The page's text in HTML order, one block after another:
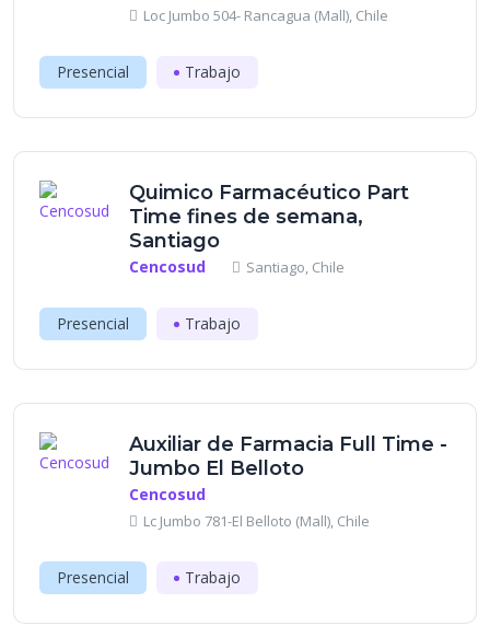
Loc Jumbo 504- Rancagua (Mall), Chile
Presencial Trabajo
Quimico Farmacéutico Part
Time fines de semana,
Santiago
Cencosud Santiago, Chile
Presencial Trabajo
Auxiliar de Farmacia Full Time -
Jumbo El Belloto
Cencosud
Lc Jumbo 781-El Belloto (Mall), Chile
Presencial Trabajo